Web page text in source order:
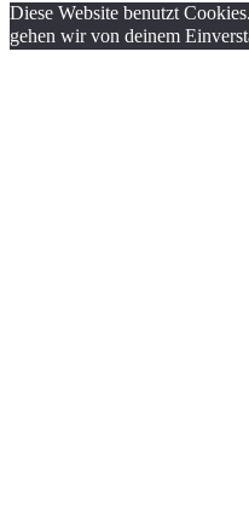
Diese Website benutzt
gehen wir von deinem